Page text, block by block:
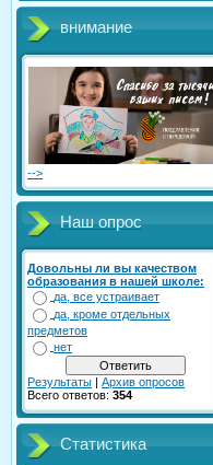
внимание
-->
Наш опрос
Довольны ли вы качеством
образования в нашей школе:
да, все устраивает
да, кроме отдельных
предметов
нет
Результаты | Архив опросов
Всего ответов: 354
Статистика